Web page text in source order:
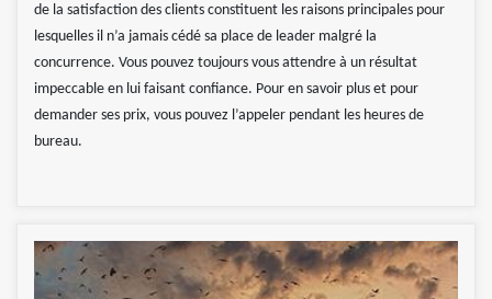
de la satisfaction des clients constituent les raisons principales pour
lesquelles il n’a jamais cédé sa place de leader malgré la
concurrence. Vous pouvez toujours vous attendre à un résultat
impeccable en lui faisant confiance. Pour en savoir plus et pour
demander ses prix, vous pouvez l’appeler pendant les heures de
bureau.